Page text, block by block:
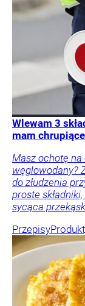
Wlewam 3
mam
Masz ochotę
węglowodany?
do złudzenia
proste
sycąca
Przepisy